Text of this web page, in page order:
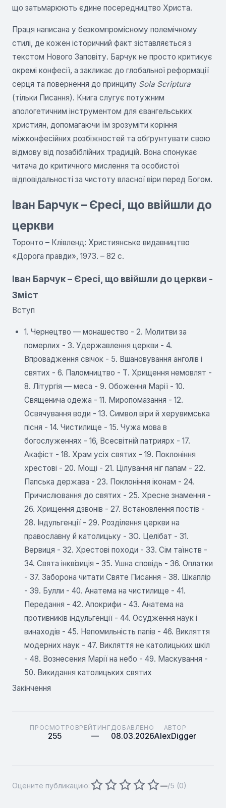
що затьмарюють єдине посередництво Христа.
Праця написана у безкомпромісному полемічному
стилі, де кожен історичний факт зіставляється з
текстом Нового Заповіту. Барчук не просто критикує
окремі конфесії, а закликає до глобальної реформації
серця та повернення до принципу Sola Scriptura
(тільки Писання). Книга слугує потужним
апологетичним інструментом для євангельських
християн, допомагаючи їм зрозуміти коріння
міжконфесійних розбіжностей та обґрунтувати свою
відмову від позабіблійних традицій. Вона спонукає
читача до критичного мислення та особистої
відповідальності за чистоту власної віри перед Богом.
Іван Барчук – Єресі, що ввійшли до
церкви
Торонто – Клівленд: Християнське видавництво
«Дорога правди», 1973. – 82 с.
Іван Барчук – Єресі, що ввійшли до церкви -
Зміст
Вступ
1. Чернецтво — монашество - 2. Молитви за
померлих - 3. Удержавлення церкви - 4.
Впровадження свічок - 5. Вшановування анголів і
святих - 6. Паломництво - Т. Хрищення немовлят -
8. Літургія — меса - 9. Обоження Марії - 10.
Священича одежа - 11. Миропомазання - 12.
Освячування води - 13. Символ віри й херувимська
пісня - 14. Чистилище - 15. Чужа мова в
богослуженнях - 16, Всесвітній патриярх - 17.
Акафіст - 18. Храм усіх святих - 19. Поклоніння
хрестові - 20. Мощі - 21. Цілування ніг папам - 22.
Папська держава - 23. Поклоніння іконам - 24.
Причислювання до святих - 25. Хресне знамення -
26. Хрищення дзвонів - 27. Встановлення постів -
28. Індульгенції - 29. Розділення церкви на
православну й католицьку - ЗО. Целібат - 31.
Вервиця - 32. Хрестові походи - 33. Сім таїнств -
34. Свята інквізиція - 35. Ушна сповідь - 36. Оплатки
- 37. Заборона читати Святе Писання - 38. Шкаплір
- 39. Булли - 40. Анатема на чистилище - 41.
Передання - 42. Апокрифи - 43. Анатема на
противників індульгенції - 44. Осудження наук і
винаходів - 45. Непомильність папів - 46. Викляття
модерних наук - 47. Викляття не католицьких шкіл
- 48. Вознесения Марії на небо - 49. Маскування -
50. Викидання католицьких святих
Закінчення
ПРОСМОТРОВ
255
РЕЙТИНГ
—
ДОБАВЛЕНО
08.03.2026
АВТОР
AlexDigger
Оцените публикацию: —/5 (0)